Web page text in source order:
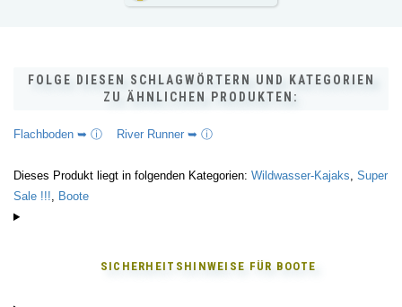
FOLGE DIESEN SCHLAGWÖRTERN UND KATEGORIEN
ZU ÄHNLICHEN PRODUKTEN:
Flachboden ➥ ⓘ River Runner ➥ ⓘ
Dieses Produkt liegt in folgenden Kategorien: Wildwasser-Kajaks, Super
Sale !!!, Boote
SICHERHEITSHINWEISE FÜR BOOTE